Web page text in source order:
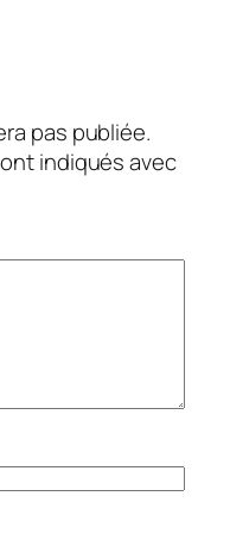
pas publiée.
indiqués avec